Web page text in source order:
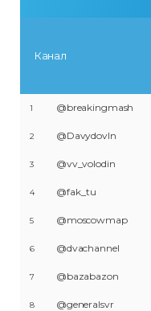
Канал
1 @breakingmash
2 @DavydovIn
3 @vv_volodin
4 @fak_tu
5 @moscowmap
6 @dvachannel
7 @bazabazon
8 @generalsvr